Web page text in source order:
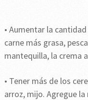
• Aumentar la
carne más grasa,
mantequilla, la crema
• Tener más de los
arroz, mijo. Agregue